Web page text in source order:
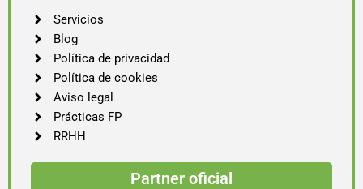
Servicios
Blog
Política de privacidad
Política de cookies
Aviso legal
Prácticas FP
RRHH
Partner oficial